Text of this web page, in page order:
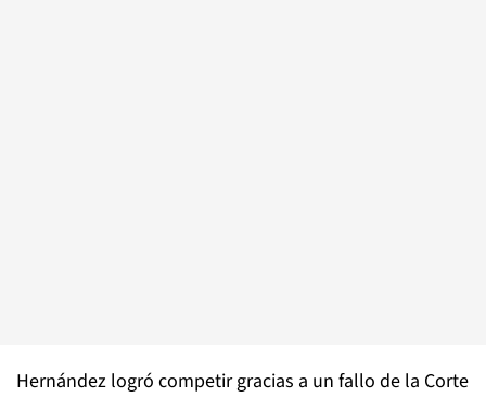
Hernández logró competir gracias a un fallo de la Corte